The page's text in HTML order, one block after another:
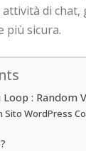
di chat,
più sicura.
: Random
Sito WordPress